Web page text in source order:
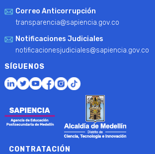
Correo Anticorrupción
transparencia@sapiencia.gov.co
Notificaciones Judiciales
notificacionesjudiciales@sapiencia.gov.co
SÍGUENOS
CONTRATACIÓN